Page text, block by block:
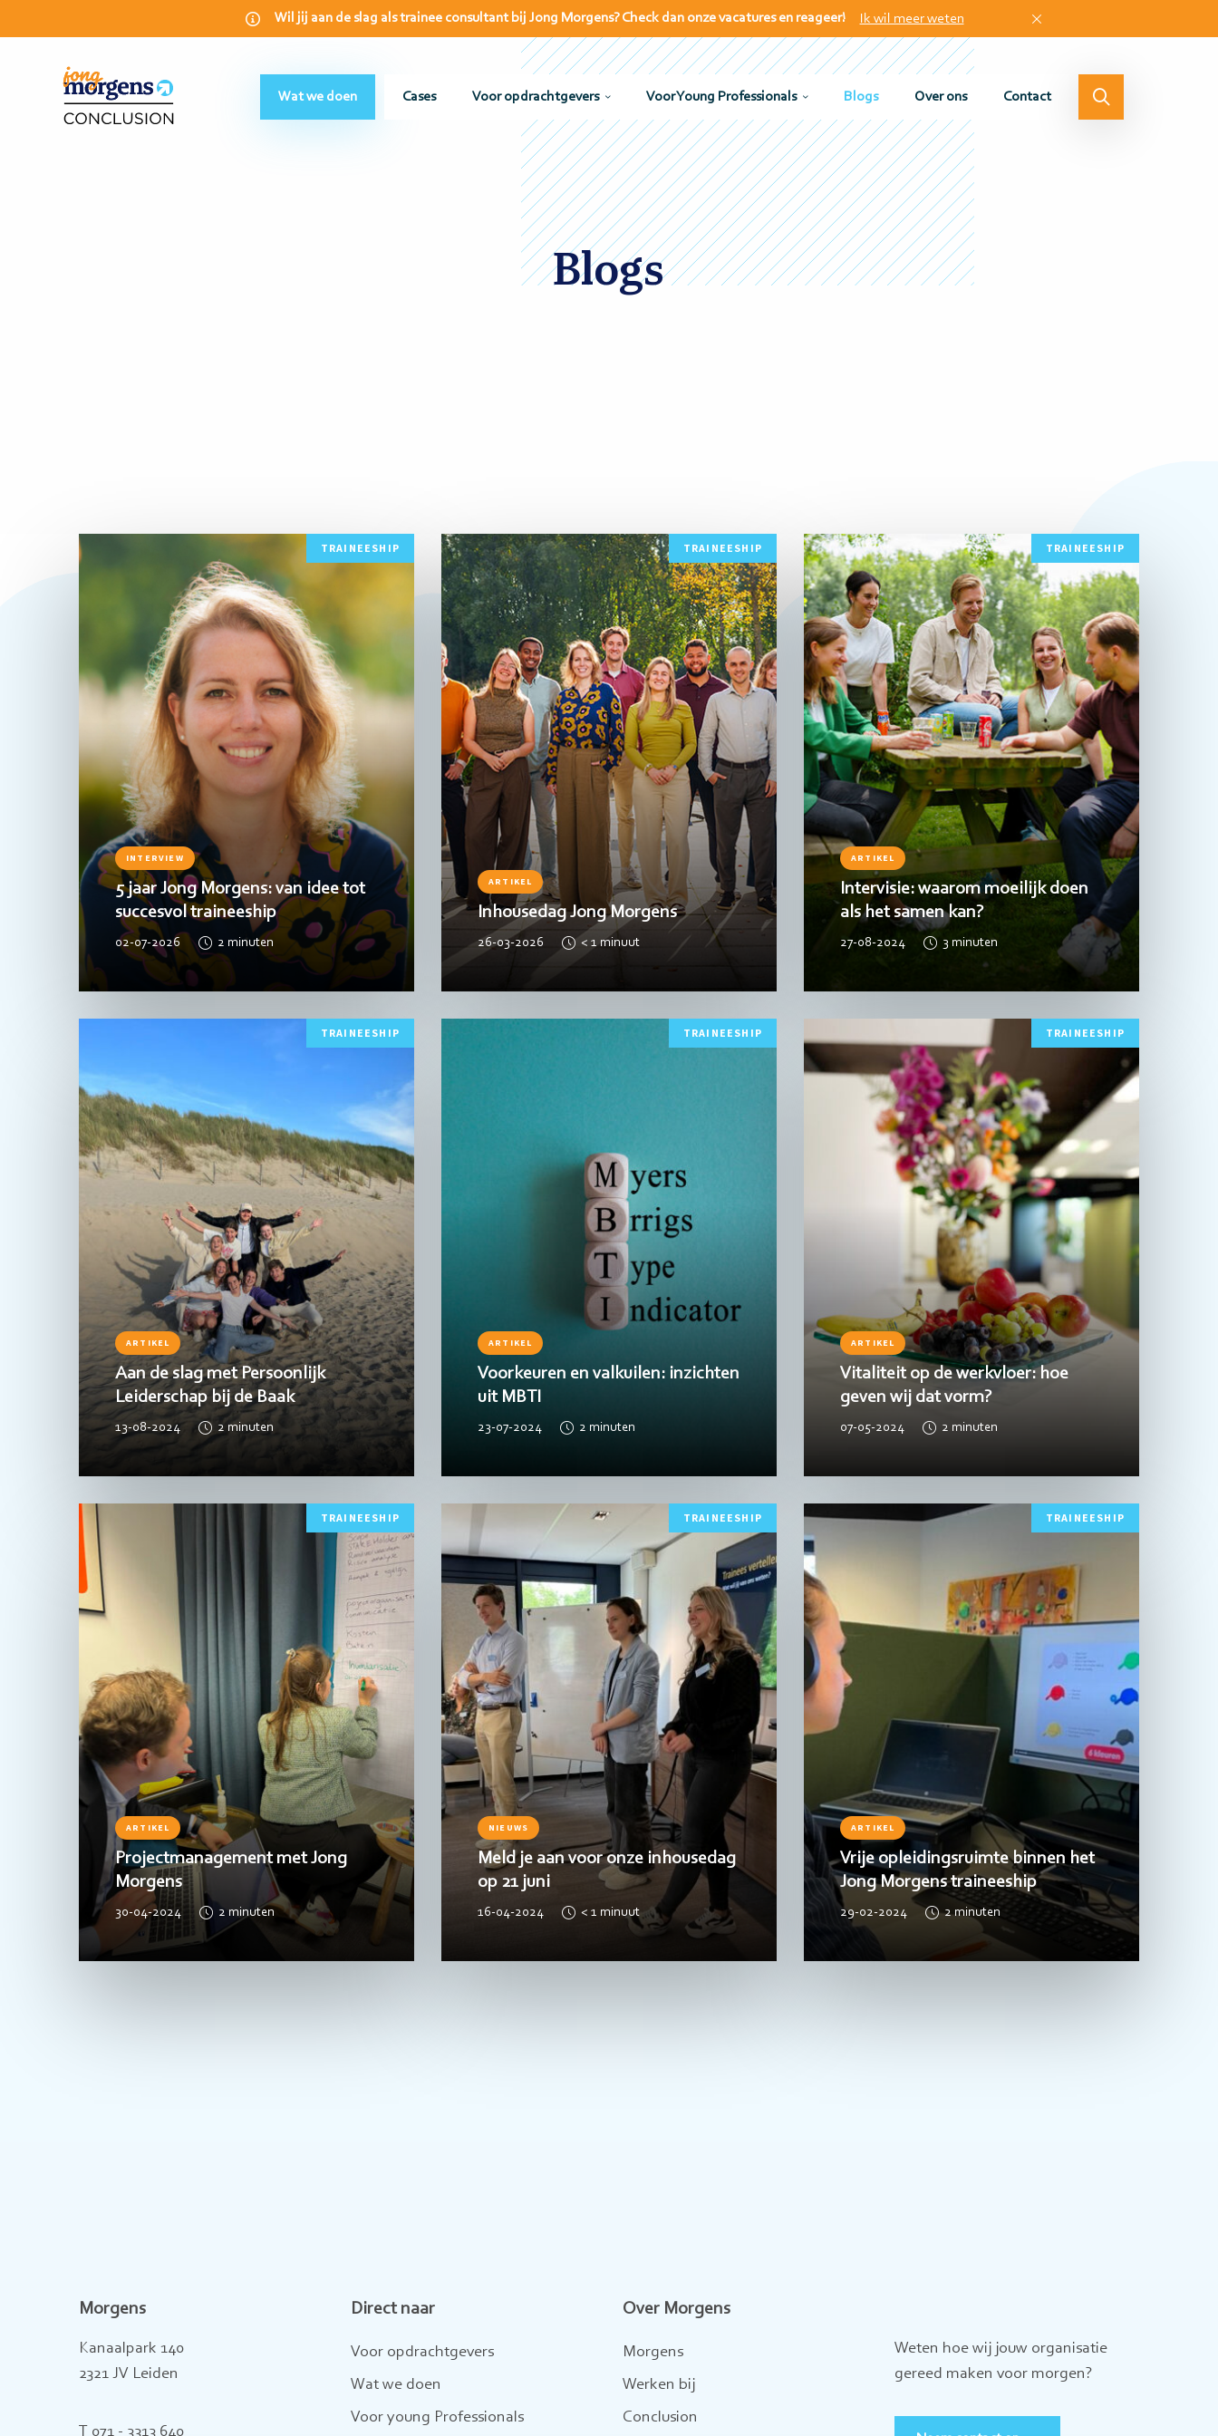
Wil jij aan de slag als trainee consultant bij Jong Morgens? Check dan onze vacatures en reageer! Ik wil meer weten
Wat we doen Cases Voor opdrachtgevers Voor Young Professionals Blogs Over ons Contact
Blogs
TRAINEESHIP
INTERVIEW
5 jaar Jong Morgens: van idee tot
succesvol traineeship
02-07-2026 2 minuten
Lees
meer
TRAINEESHIP
ARTIKEL
Inhousedag Jong Morgens
26-03-2026 < 1 minuut
Lees
meer
TRAINEESHIP
ARTIKEL
Intervisie: waarom moeilijk doen
als het samen kan?
27-08-2024 3 minuten
Lees
meer
TRAINEESHIP
ARTIKEL
Aan de slag met Persoonlijk
Leiderschap bij de Baak
13-08-2024 2 minuten
TRAINEESHIP
ARTIKEL
Voorkeuren en valkuilen: inzichten
uit MBTI
23-07-2024 2 minuten
TRAINEESHIP
ARTIKEL
Vitaliteit op de werkvloer: hoe
geven wij dat vorm?
07-05-2024 2 minuten
meer
TRAINEESHIP
ARTIKEL
Projectmanagement met Jong
Morgens
30-04-2024 2 minuten
Lees
meer
TRAINEESHIP
NIEUWS
Meld je aan voor onze inhousedag
op 21 juni
16-04-2024 < 1 minuut
TRAINEESHIP
ARTIKEL
Vrije opleidingsruimte binnen het
Jong Morgens traineeship
29-02-2024 2 minuten
Lees
meer
Morgens
Kanaalpark 140
2321 JV Leiden
T 071 - 3313 640
Direct naar
Voor opdrachtgevers
Wat we doen
Voor young Professionals
Over Morgens
Morgens
Werken bij
Conclusion
Weten hoe wij jouw organisatie
gereed maken voor morgen?